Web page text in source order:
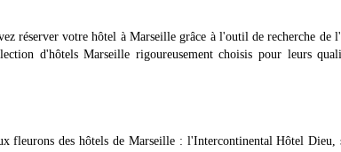
réserver votre hôtel à Marseille grâce à l'outil de recherche de
d'hôtels Marseille rigoureusement choisis pour leurs
fleurons des hôtels de Marseille : l'Intercontinental Hôtel Dieu,